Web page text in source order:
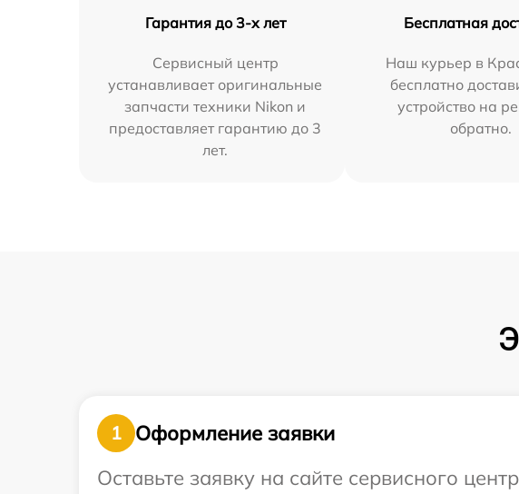
Гарантия до 3-х лет
Сервисный центр
устанавливает оригинальные
запчасти техники Nikon и
предоставляет гарантию до 3
лет.
Бесплатная
Наш курьер в
бесплатно
устройство на
обратно.
1
Оформление заявки
Оставьте заявку на сайте сервисного